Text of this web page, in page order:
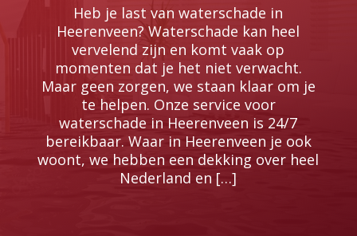
Heb je last van waterschade in
Heerenveen? Waterschade kan heel
vervelend zijn en komt vaak op
momenten dat je het niet verwacht.​
Maar geen zorgen, we staan klaar om je
te helpen.​ Onze service voor
waterschade in Heerenveen is 24/7
bereikbaar.​ Waar in Heerenveen je ook
woont, we hebben een dekking over heel
Nederland en […]